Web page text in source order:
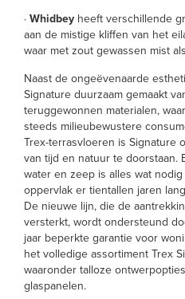
· Whidbey heeft verschillende
aan de mistige kliffen van het
waar met zout gewassen mist
Naast de ongeëvenaarde
Signature duurzaam gemaakt
teruggewonnen materialen,
steeds milieubewustere
Trex-terrasvloeren is Signature
van tijd en natuur te doorstaan.
water en zeep is alles wat
oppervlak er tientallen jaren
De nieuwe lijn, die de
versterkt, wordt ondersteund
jaar beperkte garantie voor
het volledige assortiment Trex
waaronder talloze
glaspanelen.